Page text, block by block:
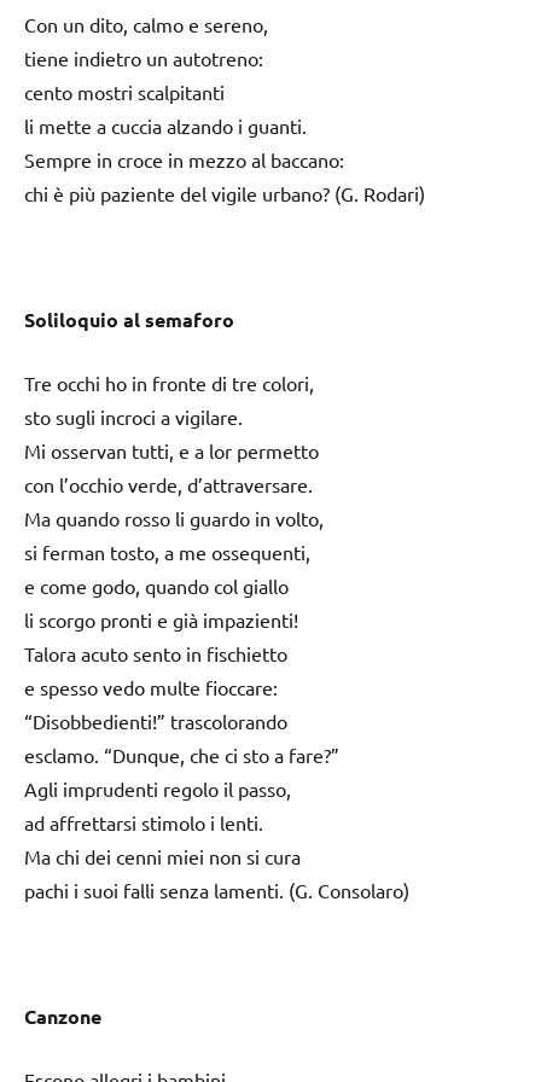
Con un dito, calmo e sereno,
tiene indietro un autotreno:
cento mostri scalpitanti
li mette a cuccia alzando i guanti.
Sempre in croce in mezzo al baccano:
chi è più paziente del vigile urbano? (G. Rodari)
Soliloquio al semaforo
Tre occhi ho in fronte di tre colori,
sto sugli incroci a vigilare.
Mi osservan tutti, e a lor permetto
con l’occhio verde, d’attraversare.
Ma quando rosso li guardo in volto,
si ferman tosto, a me ossequenti,
e come godo, quando col giallo
li scorgo pronti e già impazienti!
Talora acuto sento in fischietto
e spesso vedo multe fioccare:
“Disobbedienti!” trascolorando
esclamo. “Dunque, che ci sto a fare?”
Agli imprudenti regolo il passo,
ad affrettarsi stimolo i lenti.
Ma chi dei cenni miei non si cura
pachi i suoi falli senza lamenti. (G. Consolaro)
Canzone